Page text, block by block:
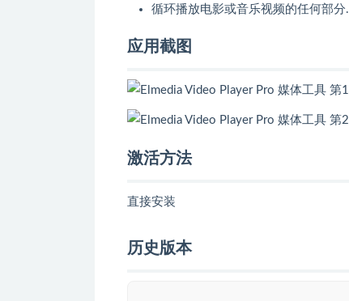
循环播放电影或音乐视频的任何部分.
应用截图
激活方法
直接安装
历史版本